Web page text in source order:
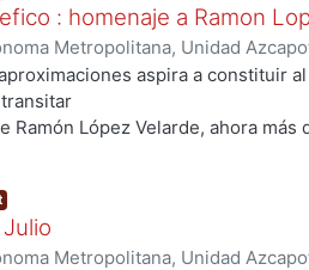
: homenaje a Ramon
Metropolitana, Unidad
Departamento de
Conde Ortega, José Francisco
de la Colina, Margarita;
aspira a constituir
Ramón López Velarde, ahora
Metropolitana, Unidad